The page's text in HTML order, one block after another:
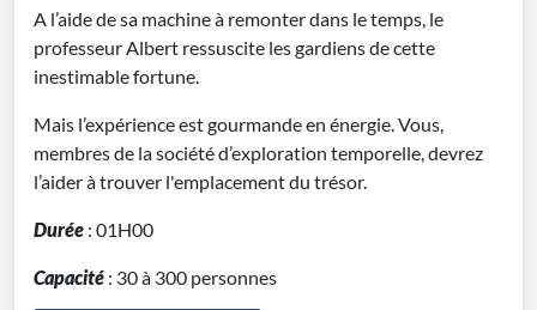
A l’aide de sa machine à remonter dans le temps, le
professeur Albert ressuscite les gardiens de cette
inestimable fortune.
Mais l’expérience est gourmande en énergie. Vous,
membres de la société d’exploration temporelle, devrez
l’aider à trouver l'emplacement du trésor.
Durée : 01H00
Capacité : 30 à 300 personnes